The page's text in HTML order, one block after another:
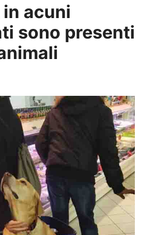
in acuni
sono presenti